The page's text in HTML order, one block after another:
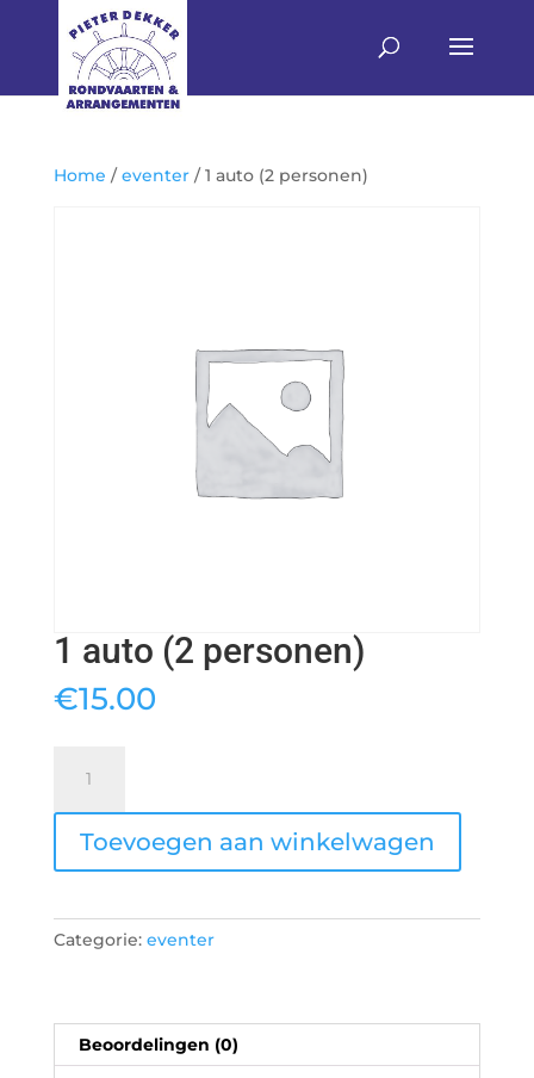
Home /eventer/ 1 auto (2 personen)
1 auto (2 personen)
€15.00
auto
(2
personen)
aantal
Toevoegen aan winkelwagen
Categorie: eventer
Beoordelingen (0)